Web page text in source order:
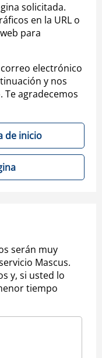
solicitada.
en la URL o
para
electrónico
y nos
agradecemos
de inicio
serán muy
Mascus.
y, si usted lo
tiempo